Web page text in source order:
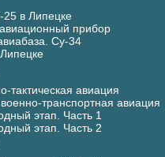
в Липецке
прибор
Су-34
тактическая авиация
транспортная авиация
этап. Часть 1
этап. Часть 2